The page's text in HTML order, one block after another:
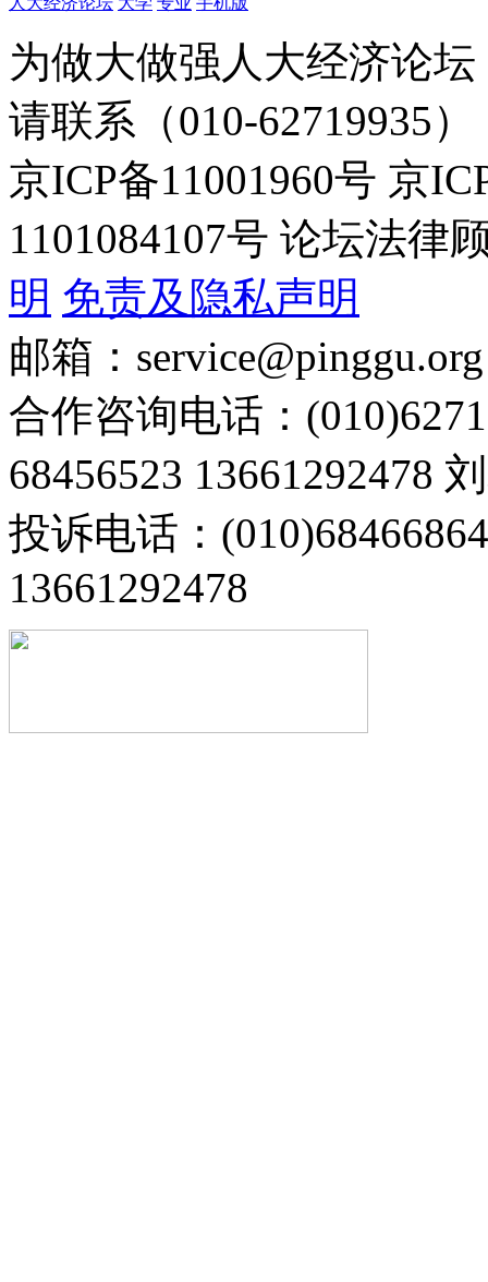
为做大做强人大经济论
请联系（010-62719935）
京ICP备11001960号 京
1101084107号 论坛法律
明 免责及隐私声明
邮箱：service@pinggu.org
合作咨询电话：
68456523 13661292478
投诉电话：
13661292478